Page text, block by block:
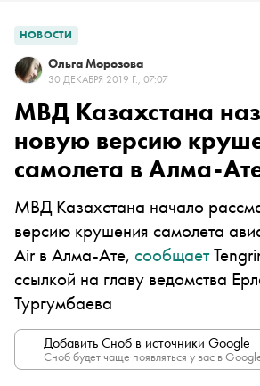
НОВОСТИ
Ольга Морозова
30 ДЕКАБРЯ 2019 Г., 07:07
МВД Казахстана
новую версию
самолета в Алма-
МВД Казахстана начало
версию крушения самолета
Air в Алма-Ате, сообщает
ссылкой на главу ведомства
Тургумбаева
Добавить Сноб в источники Google
Сноб будет чаще появляться у вас в